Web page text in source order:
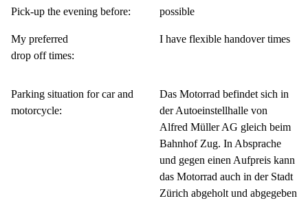
Pick-up the evening before: possible
My preferred
drop off times:
I have flexible handover times
Parking situation for car and
motorcycle:
Das Motorrad befindet sich in
der Autoeinstellhalle von
Alfred Müller AG gleich beim
Bahnhof Zug. In Absprache
und gegen einen Aufpreis kann
das Motorrad auch in der Stadt
Zürich abgeholt und abgegeben